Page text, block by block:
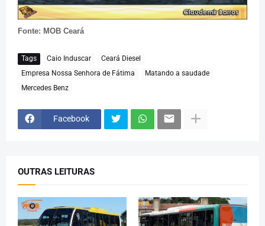
Fonte: MOB Ceará
Tags Caio Induscar
Ceará Diesel
Empresa Nossa Senhora de Fátima
Matando a saudade
Mercedes Benz
Facebook
OUTRAS LEITURAS